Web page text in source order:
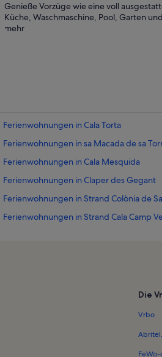
Genieße Vorzüge wie eine voll
Küche, Waschmaschine, Pool, Garten und
mehr
Ferienwohnungen in Cala Torta
Ferienwohnungen in sa Macada de sa
Ferienwohnungen in Cala Mesquida
Ferienwohnungen in Claper des Gegant
Ferienwohnungen in Strand Colònia de
Ferienwohnungen in Strand Cala Camp
Die
Vrbo